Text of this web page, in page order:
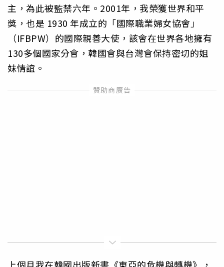
主，為此被監禁六年。2001年，我榮獲世界和平
獎，也是 1930 年成立的「國際職業婦女協會」
（IFBPW）的國際親善大使，該會在世界各地擁有
130多個國家分會，韓國會與台灣會保持密切的姐
妹情誼。